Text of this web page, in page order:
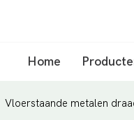
Home
Vloerstaande metalen